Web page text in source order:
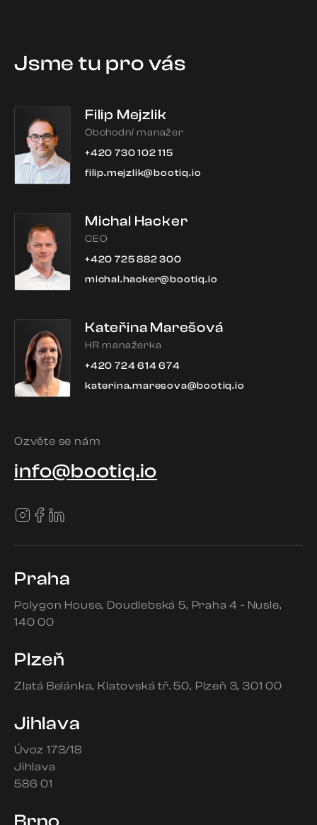
Jsme tu pro vás
Filip Mejzlik
Obchodní manažer
+420 730 102 115
filip.mejzlik@bootiq.io
Michal Hacker
CEO
+420 725 882 300
michal.hacker@bootiq.io
Kateřina Marešová
HR manažerka
+420 724 614 674
katerina.maresova@bootiq.io
Ozvěte se nám
info@bootiq.io
Praha
Polygon House Doudlebská 5 Praha 4 - Nusle
140 00
Plzeň
Zlatá Belánka Klatovská tř. 50 Plzeň 3 301 00
Jihlava
Úvoz 173/18
Jihlava
586 01